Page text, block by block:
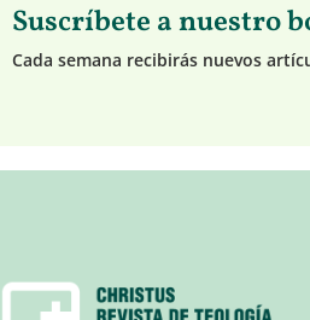
Suscríbete a nuestro
Cada semana recibirás nuevos